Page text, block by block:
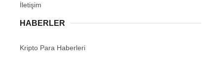
İletişim
HABERLER
Kripto Para Haberleri